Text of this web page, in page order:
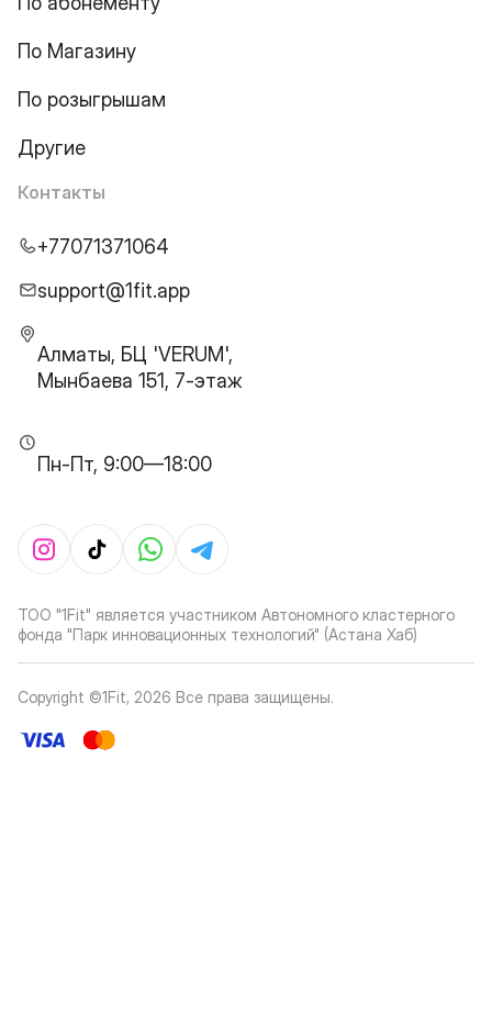
По Магазину
По розыгрышам
Другие
Контакты
+77071371064
support@1fit.app
Алматы, БЦ 'VERUM',
Мынбаева 151, 7-этаж
Пн-Пт, 9:00—18:00
ТОО "1Fit" является участником Автономного кластерного
фонда "Парк инновационных технологий" (Астана Хаб)
Copyright ©1Fit, 2026 Все права защищены.